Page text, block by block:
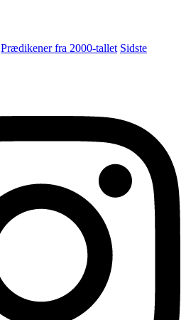
Prædikener fra 2000-tallet Sidste